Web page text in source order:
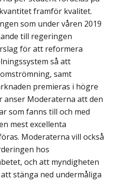
framför kvalitet.
som under våren 2019
till regeringen
för att reformera
så att
samt
premieras i högre
anser Moderaterna att den
som fanns till och med
mest excellenta
Moderaterna vill också
hos
och att myndigheten
stänga ned undermåliga